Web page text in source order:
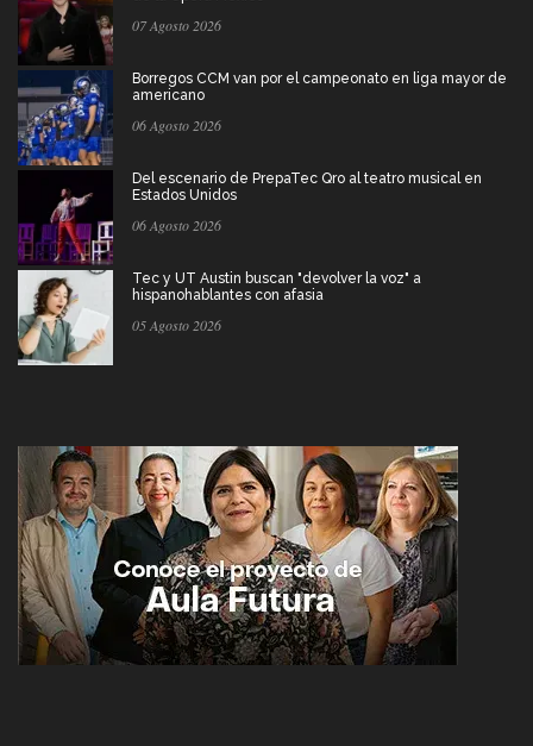
07 Agosto 2026
Borregos CCM van por el campeonato en liga mayor de
americano
06 Agosto 2026
Del escenario de PrepaTec Qro al teatro musical en
Estados Unidos
06 Agosto 2026
Tec y UT Austin buscan "devolver la voz" a
hispanohablantes con afasia
05 Agosto 2026